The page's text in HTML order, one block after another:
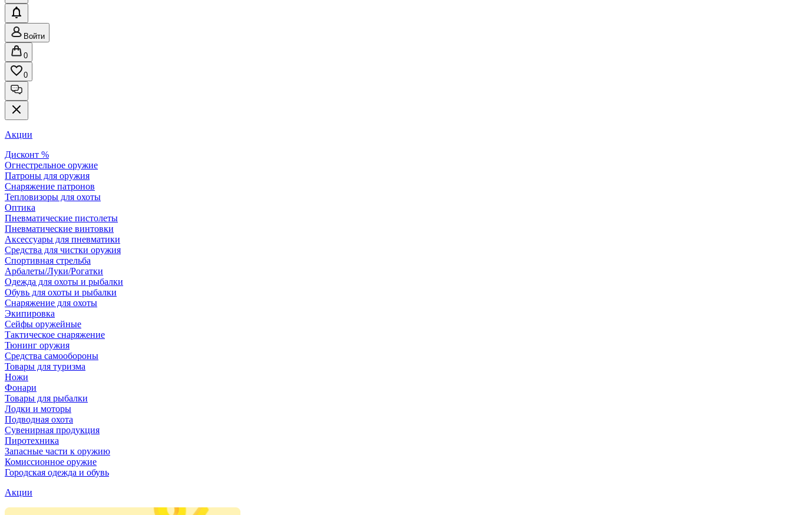
Войти
0
0
Акции
Дисконт %
Огнестрельное оружие
Патроны для оружия
Снаряжение патронов
Тепловизоры для охоты
Оптика
Пневматические пистолеты
Пневматические винтовки
Аксессуары для пневматики
Средства для чистки оружия
Спортивная стрельба
Арбалеты/Луки/Рогатки
Одежда для охоты и рыбалки
Обувь для охоты и рыбалки
Снаряжение для охоты
Экипировка
Сейфы оружейные
Тактическое снаряжение
Тюнинг оружия
Средства самообороны
Товары для туризма
Ножи
Фонари
Товары для рыбалки
Лодки и моторы
Подводная охота
Сувенирная продукция
Пиротехника
Запасные части к оружию
Комиссионное оружие
Городская одежда и обувь
Акции